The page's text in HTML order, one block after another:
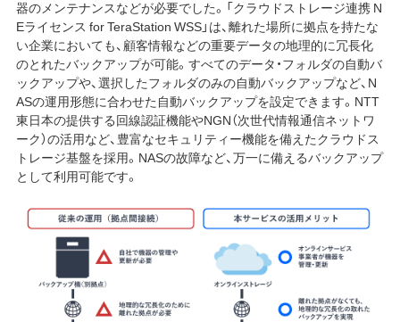
器のメンテナンスなどが必要でした。「クラウドストレージ連携 N
Eライセンス for TeraStation WSS」は、離れた場所に拠点を持たな
い企業においても、顧客情報などの重要データの地理的に冗長化
のとれたバックアップが可能。すべてのデータ・フォルダの自動バ
ックアップや、選択したフォルダのみの自動バックアップなど、N
ASの運用形態に合わせた自動バックアップを設定できます。NTT
東日本の提供する回線認証機能やNGN（次世代情報通信ネットワ
ーク）の活用など、豊富なセキュリティー機能を備えたクラウドス
トレージ基盤を採用。NASの故障など、万一に備えるバックアップ
として利用可能です。